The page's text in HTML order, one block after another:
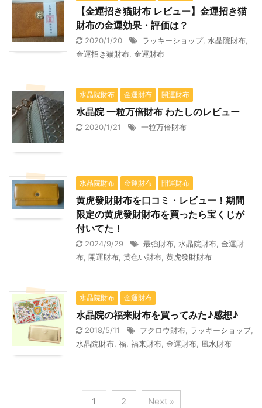
【金運招き猫財布 レビュー】金運招き猫
財布の金運効果・評価は？
2020/1/20 ラッキーショップ, 水晶院財布,
金運招き猫財布, 金運財布
水晶院財布 金運財布 開運財布
水晶院 一粒万倍財布 わたしのレビュー
2020/1/21 一粒万倍財布
水晶院財布 金運財布 開運財布
黄虎發財財布を口コミ・レビュー！期間
限定の黄虎發財財布を買ったら宝くじが
付いてた！
2024/9/29 最強財布, 水晶院財布, 金運財
布, 開運財布, 黄色い財布, 黄虎發財財布
水晶院財布 金運財布
水晶院の福来財布を買ってみた♪感想♪
2018/5/11 フクロウ財布, ラッキーショップ,
水晶院財布, 福, 福来財布, 金運財布, 風水財布
1 2 Next »